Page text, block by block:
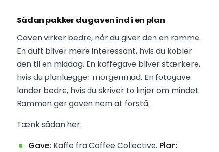
Sådan pakker du gaven ind i en plan
Gaven virker bedre, når du giver den en ramme.
En duft bliver mere interessant, hvis du kobler
den til en middag. En kaffegave bliver stærkere,
hvis du planlægger morgenmad. En fotogave
lander bedre, hvis du skriver to linjer om mindet.
Rammen gør gaven nem at forstå.
Tænk sådan her:
Gave: Kaffe fra Coffee Collective. Plan: